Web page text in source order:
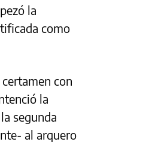
la
como
con
la
segunda
al arquero